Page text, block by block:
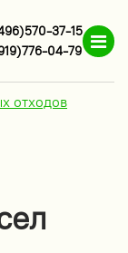
37-15
04-79
отходов